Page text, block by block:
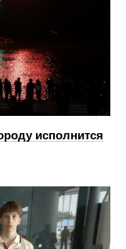
исполнится